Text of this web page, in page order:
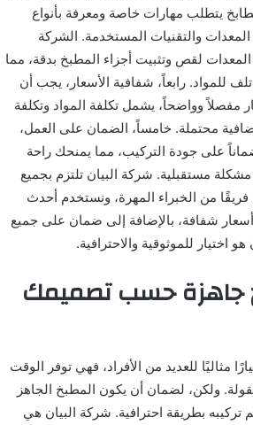
يتطلب مهارات خاصة ومعرفة بأنواع
المعدات والتقنيات المستخدمة. الشركة
لقص وتثبيت أجزاء المطبخ بدقة، مما
للمواد. رابعاً، شفافية الأسعار، يجب أن
وواضحاً، يشمل تكلفة المواد وتكلفة
محتملة. خامساً، الضمان على العمل،
على جودة التركيب، مما يمنحك راحة
مستقبلية. شركة البيان تلتزم بجميع
فريقًا من الخبراء المهرة، ونستخدم أحدث
شفافة، بالإضافة إلى ضمان على جميع
هو اختيار للموثوقية والاحترافية.
جاهزة حسب تصميمك
مثاليًا للعديد من الأفراد، فهي توفر الوقت
ولكن، لضمان أن يكون المطبخ الجاهز
تركيبه بطريقة احترافية. شركة البيان هي